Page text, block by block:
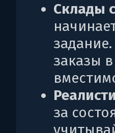
Склады
заказы
за